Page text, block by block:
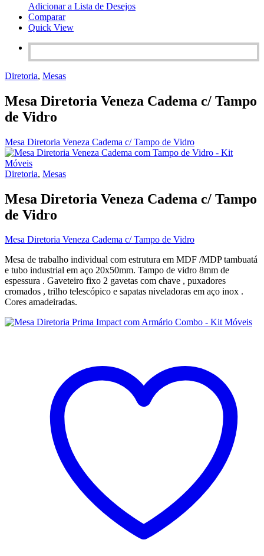
Adicionar a Lista de Desejos
Comparar
Quick View
Diretoria, Mesas
Mesa Diretoria Veneza Cadema c/ Tampo
de Vidro
Mesa Diretoria Veneza Cadema c/ Tampo de Vidro
Diretoria, Mesas
Mesa Diretoria Veneza Cadema c/ Tampo
de Vidro
Mesa Diretoria Veneza Cadema c/ Tampo de Vidro
Mesa de trabalho individual com estrutura em MDF /MDP tambuatá
e tubo industrial em aço 20x50mm. Tampo de vidro 8mm de
espessura . Gaveteiro fixo 2 gavetas com chave , puxadores
cromados , trilho telescópico e sapatas niveladoras em aço inox .
Cores amadeiradas.